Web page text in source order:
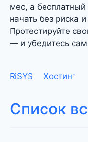
мес, а
начать без риска
Протестируйте
— и убедитесь
RiSYS Хостинг
Список